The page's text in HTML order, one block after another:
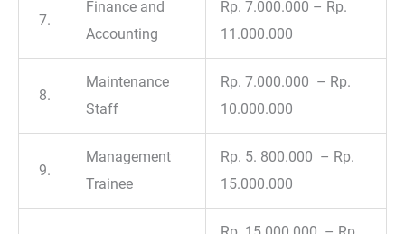
7.
Finance and
Accounting
Rp. 7.000.000 – Rp.
11.000.000
8.
Maintenance
Staff
Rp. 7.000.000 – Rp.
10.000.000
9.
Management
Trainee
Rp. 5. 800.000 – Rp.
15.000.000